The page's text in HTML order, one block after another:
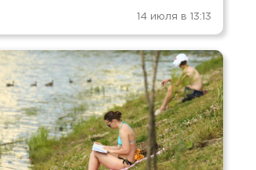
14 июля в 13:13